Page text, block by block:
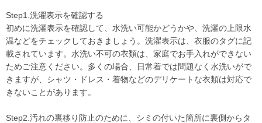
Step1.洗濯表示を確認する
初めに洗濯表示を確認して、水洗い可能かどうかや、洗濯の上限水
温などをチェックしておきましょう。洗濯表示は、衣服のタグに記
載されています。水洗い不可の衣類は、家庭でお手入れができない
ためご注意ください。多くの場合、日常着では問題なく水洗いがで
きますが、シャツ・ドレス・着物などのデリケートな衣類は対応で
きないことがあります。
Step2.汚れの裏移り防止のために、シミの付いた箇所に裏側からタ